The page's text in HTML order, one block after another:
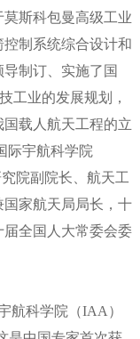
斯科包曼高级工业
制系统综合设计和
制订、实施了国
工业的发展规划，
载人航天工程的立
际宇航科学院
院副院长、航天工
家航天局局长，十
届全国人大常委会委
航科学院（IAA）